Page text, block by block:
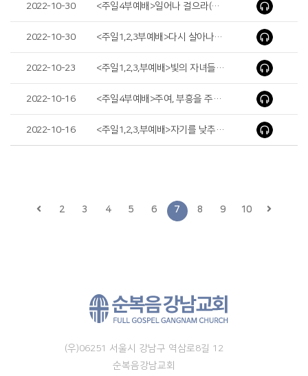
2022-10-30 <주일4부예배>일어나 걸으라(Rise up and Walk)
2022-10-30 <주일1,2,3부예배>다시 살아나리라!(You Will Rise Again!)
2022-10-23 <주일1,2,3,부예배>빛의 자녀들처럼 행하라(Live as Children of Light)
2022-10-16 <주일4부예배>주여, 부흥을 주옵소서(Lord, Give Us Revival!)
2022-10-16 <주일1,2,3,부예배>자기를 낮추는 사람(One Who Humbles Himself)
2 3 4 5 6 7 8 9 10
(우)06251 서울시 강남구 역삼로8길 12
순복음강남교회